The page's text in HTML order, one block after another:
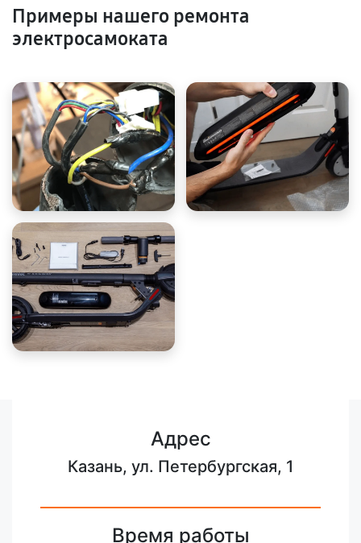
Примеры нашего ремонта
электросамоката
Адрес
Казань, ул. Петербургская, 1
Время работы